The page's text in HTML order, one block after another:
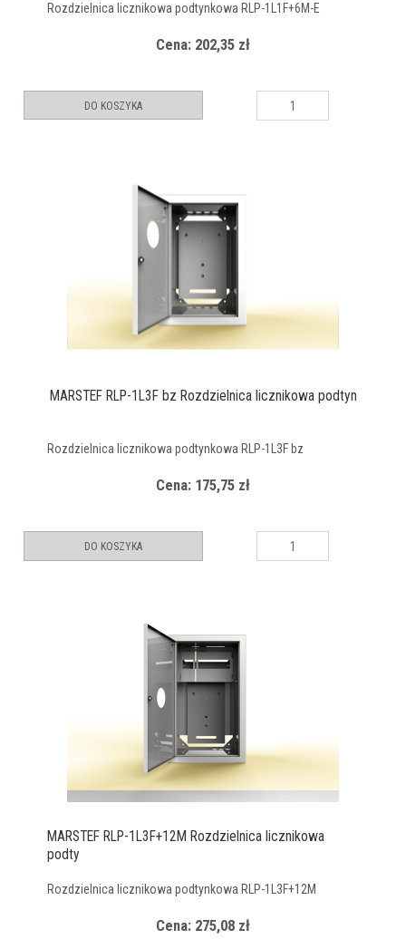
Rozdzielnica licznikowa podtynkowa RLP-1L1F+6M-E
Cena: 202,35 zł
DO KOSZYKA
MARSTEF RLP-1L3F bz Rozdzielnica licznikowa podtyn
Rozdzielnica licznikowa podtynkowa RLP-1L3F bz
Cena: 175,75 zł
DO KOSZYKA
MARSTEF RLP-1L3F+12M Rozdzielnica licznikowa
podty
Rozdzielnica licznikowa podtynkowa RLP-1L3F+12M
Cena: 275,08 zł